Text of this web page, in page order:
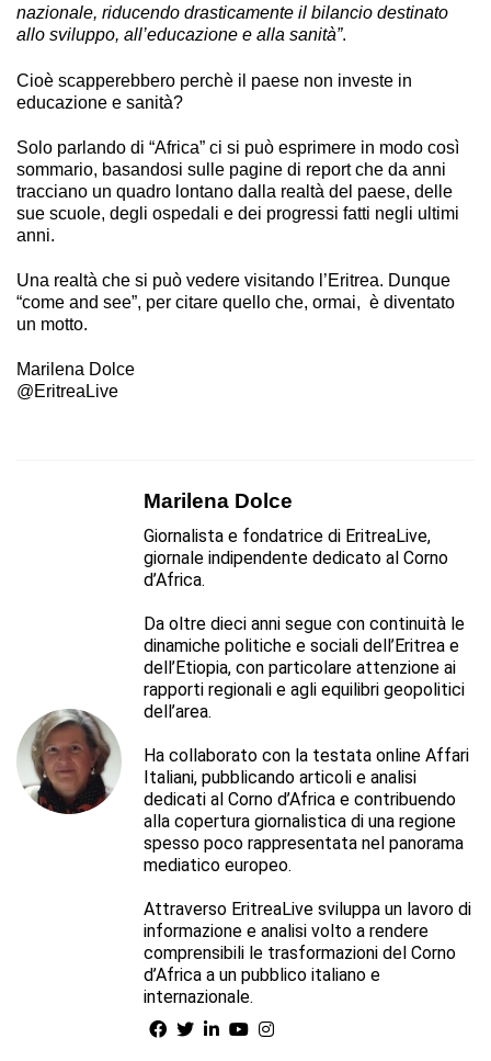
nazionale, riducendo drasticamente il bilancio destinato
allo sviluppo, all’educazione e alla sanità”.
Cioè scapperebbero perchè il paese non investe in
educazione e sanità?
Solo parlando di “Africa” ci si può esprimere in modo così
sommario, basandosi sulle pagine di report che da anni
tracciano un quadro lontano dalla realtà del paese, delle
sue scuole, degli ospedali e dei progressi fatti negli ultimi
anni.
Una realtà che si può vedere visitando l’Eritrea. Dunque
“come and see”, per citare quello che, ormai, è diventato
un motto.
Marilena Dolce
@EritreaLive
Marilena Dolce
Giornalista e fondatrice di EritreaLive,
giornale indipendente dedicato al Corno
d’Africa.
Da oltre dieci anni segue con continuità le
dinamiche politiche e sociali dell’Eritrea e
dell’Etiopia, con particolare attenzione ai
rapporti regionali e agli equilibri geopolitici
dell’area.
Ha collaborato con la testata online Affari
Italiani, pubblicando articoli e analisi
dedicati al Corno d’Africa e contribuendo
alla copertura giornalistica di una regione
spesso poco rappresentata nel panorama
mediatico europeo.
Attraverso EritreaLive sviluppa un lavoro di
informazione e analisi volto a rendere
comprensibili le trasformazioni del Corno
d’Africa a un pubblico italiano e
internazionale.